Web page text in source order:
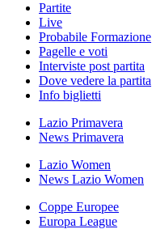
Partite
Live
Probabile Formazione
Pagelle e voti
Interviste post partita
Dove vedere la partita
Info biglietti
Lazio Primavera
News Primavera
Lazio Women
News Lazio Women
Coppe Europee
Europa League